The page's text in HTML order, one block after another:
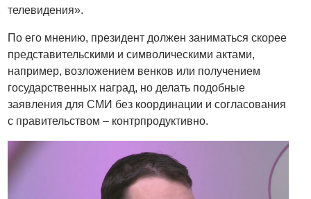
телевидения».
По его мнению, президент должен заниматься скорее
представительскими и символическими актами,
например, возложением венков или получением
государственных наград, но делать подобные
заявления для СМИ без координации и согласования
с правительством – контрпродуктивно.